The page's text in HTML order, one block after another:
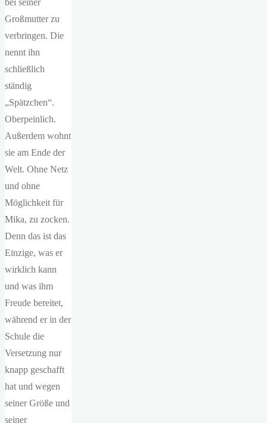
bei seiner
Großmutter zu
verbringen. Die
nennt ihn
schließlich
ständig
„Spätzchen“.
Oberpeinlich.
Außerdem wohnt
sie am Ende der
Welt. Ohne Netz
und ohne
Möglichkeit für
Mika, zu zocken.
Denn das ist das
Einzige, was er
wirklich kann
und was ihm
Freude bereitet,
während er in der
Schule die
Versetzung nur
knapp geschafft
hat und wegen
seiner Größe und
seiner